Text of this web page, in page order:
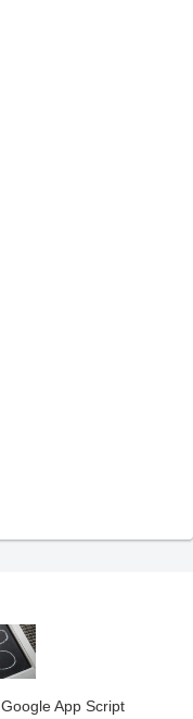
Google App Script